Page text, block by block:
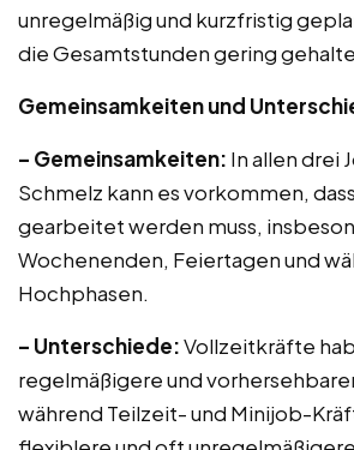
unregelmäßig und kurzfristig
die Gesamtstunden gering
Gemeinsamkeiten und
– Gemeinsamkeiten: In allen drei
Schmelz kann es vorkommen,
gearbeitet werden muss,
Wochenenden, Feiertagen und
Hochphasen.
– Unterschiede:Vollzeitkräfte
regelmäßigere und
während Teilzeit- und Minijob-